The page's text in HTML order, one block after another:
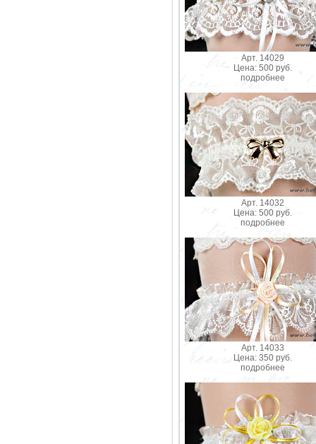
Арт. 14029
Цена: 500 руб.
подробнее
Арт. 14032
Цена: 500 руб.
подробнее
Арт. 14033
Цена: 350 руб.
подробнее